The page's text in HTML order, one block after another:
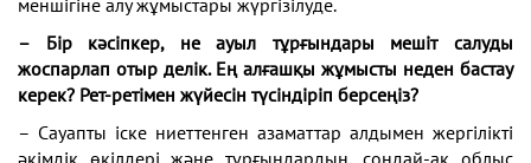
– Бір кәсіпкер, не ауыл тұрғындары мешіт салуды
жоспарлап отыр делік. Ең алғашқы жұмысты неден бастау
керек? Рет-ретімен жүйесін түсіндіріп берсеңіз?
– Сауапты іске ниеттенген азаматтар алдымен жергілікті
әкімдік өкілдері және тұрғындардың, сондай-ақ облыс